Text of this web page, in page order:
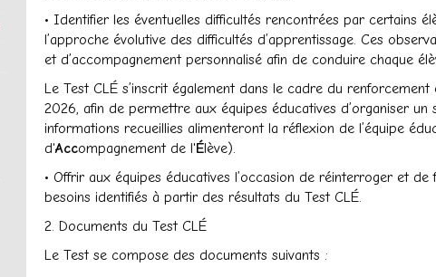
• Identifier les éventuelles difficultés rencontrées par certains
l’approche évolutive des difficultés d’apprentissage. Ces
et d’accompagnement personnalisé afin de conduire chaque
Le Test CLÉ s’inscrit également dans le cadre du
2026, afin de permettre aux équipes éducatives d’organiser
informations recueillies alimenteront la réflexion de l’équipe
d'Accompagnement de l'Élève).
• Offrir aux équipes éducatives l’occasion de réinterroger et
besoins identifiés à partir des résultats du Test CLÉ.
2. Documents du Test CLÉ
Le Test se compose des documents suivants :